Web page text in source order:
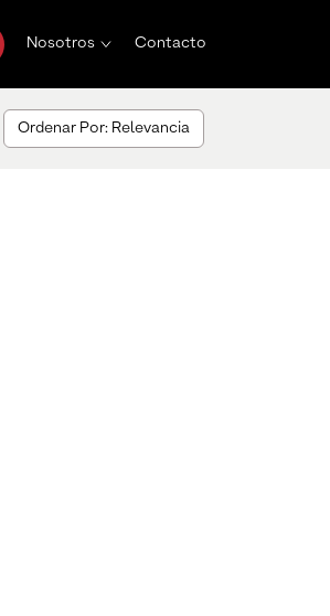
Nosotros Contacto
Ordenar Por: Relevancia